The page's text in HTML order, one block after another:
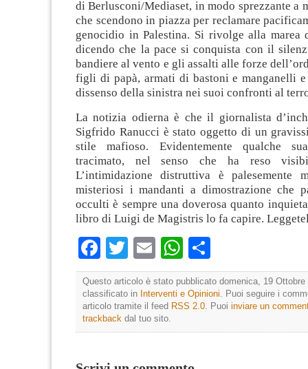
di Berlusconi/Mediaset, in modo sprezzante a
che scendono in piazza per reclamare
genocidio in Palestina. Si rivolge alla marea
dicendo che la pace si conquista con il
bandiere al vento e gli assalti alle forze
figli di papà, armati di bastoni e manganelli
dissenso della sinistra nei suoi confronti al
La notizia odierna è che il giornalista
Sigfrido Ranucci è stato oggetto di un
stile mafioso. Evidentemente qualche
tracimato, nel senso che ha reso
L’intimidazione distruttiva è palesemente
misteriosi i mandanti a dimostrazione che
occulti è sempre una doverosa quanto
libro di Luigi de Magistris lo fa capire.
Facebook
TwitterEmailWhatsApp
Questo articolo è stato pubblicato domenica, 19 Ottobre
classificato in Interventi e Opinioni. Puoi seguire i
articolo tramite il feed RSS 2.0. Puoi inviare un
trackback dal tuo sito.